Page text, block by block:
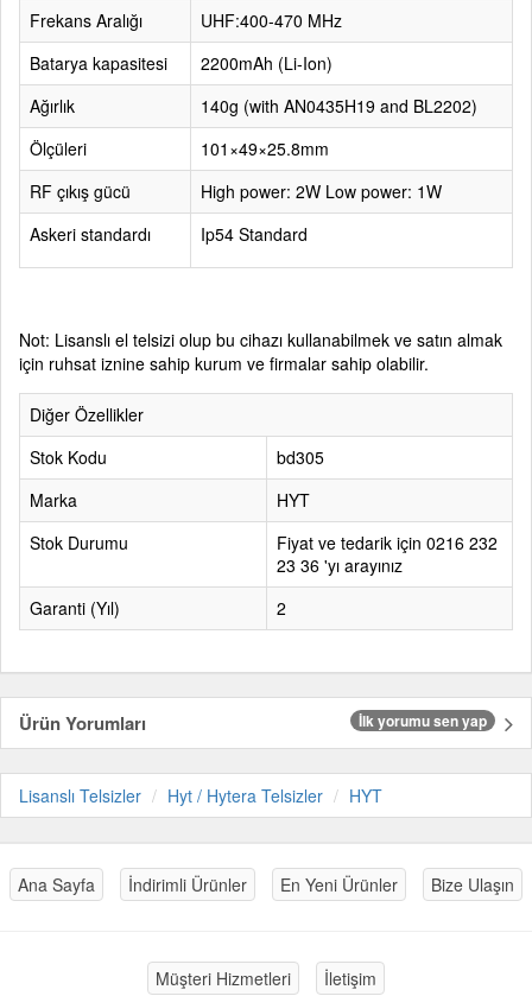
Frekans Aralığı
UHF:400-470 MHz
Batarya kapasitesi
2200mAh (Li-Ion)
Ağırlık
140g (with AN0435H19 and BL2202)
Ölçüleri
101×49×25.8mm
RF çıkış gücü
High power: 2W Low power: 1W
Askeri standardı
Ip54 Standard
Not: Lisanslı el telsizi olup bu cihazı kullanabilmek ve satın almak
için ruhsat iznine sahip kurum ve firmalar sahip olabilir.
Diğer Özellikler
Stok Kodu
bd305
Marka
HYT
Stok Durumu
Fiyat ve tedarik için 0216 232
23 36 'yı arayınız
Garanti (Yıl)
2
Ürün Yorumları İlk yorumu sen yap
Lisanslı Telsizler Hyt / Hytera Telsizler HYT
Ana Sayfa İndirimli Ürünler En Yeni Ürünler Bize Ulaşın
Müşteri Hizmetleri İletişim